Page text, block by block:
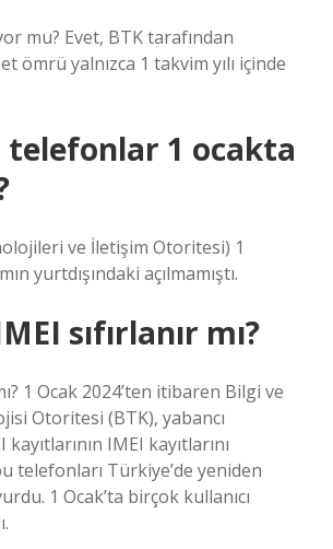
mu? Evet, BTK tarafından
ömrü yalnızca 1 takvim yılı içinde
telefonlar 1 ocakta
ve İletişim Otoritesi) 1
yurtdışındaki açılmamıştı.
sıfırlanır mı?
1 Ocak 2024’ten itibaren Bilgi ve
Otoritesi (BTK), yabancı
IMEI kayıtlarını
bu telefonları Türkiye’de yeniden
1 Ocak’ta birçok kullanıcı